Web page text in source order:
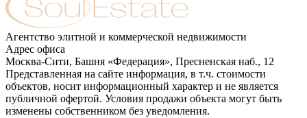
Агентство элитной и коммерческой недвижимости
Адрес офиса
Москва-Сити, Башня «Федерация», Пресненская наб., 12
Представленная на сайте информация, в т.ч. стоимости
объектов, носит информационный характер и не является
публичной офертой. Условия продажи объекта могут быть
изменены собственником без уведомления.